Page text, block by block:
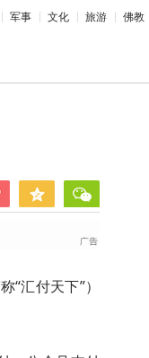
军事 文化 旅游 佛教
汇付天下”）